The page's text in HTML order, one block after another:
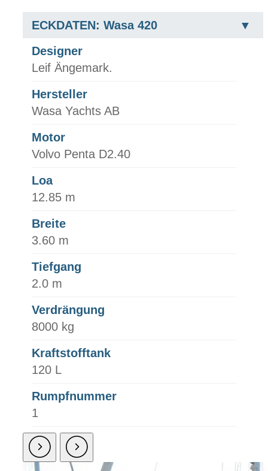
ECKDATEN: Wasa 420
Designer
Leif Ängemark.
Hersteller
Wasa Yachts AB
Motor
Volvo Penta D2.40
Loa
12.85 m
Breite
3.60 m
Tiefgang
2.0 m
Verdrängung
8000 kg
Kraftstofftank
120 L
Rumpfnummer
1